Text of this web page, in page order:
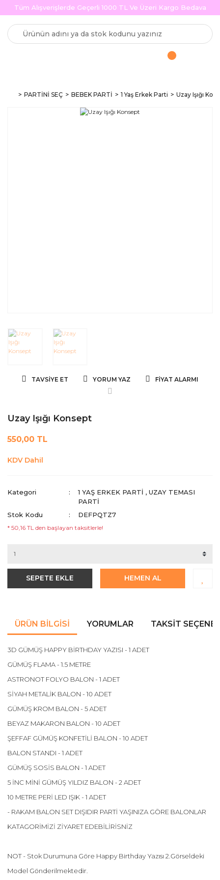
Tüm Alışverişlerde Geçerli 1000 TL Ve Üzeri Kargo Bedava
PARTİNİ SEÇ BEBEK PARTİ 1 Yaş Erkek Parti Uzay Işığı
TAVSIYE ET YORUM YAZ FIYAT ALARMI
Uzay Işığı Konsept
550,00 TL
KDV Dahil
Kategori 1 YAŞ ERKEK PARTI ,UZAY TEMASI
PARTI
Stok Kodu
DEFPQTZ7
* 50,16 TL den başlayan taksitlerle!
SEPETE EKLE HEMEN AL
ÜRÜN BILGISI YORUMLAR TAKSIT
3D GÜMÜŞ HAPPY BİRTHDAY YAZISI - 1 ADET
GÜMÜŞ FLAMA - 1.5 METRE
ASTRONOT FOLYO BALON - 1 ADET
SİYAH METALİK BALON - 10 ADET
GÜMÜŞ KROM BALON - 5 ADET
BEYAZ MAKARON BALON - 10 ADET
ŞEFFAF GÜMÜŞ KONFETİLİ BALON - 10 ADET
BALON STANDI - 1 ADET
GÜMÜŞ SOSİS BALON - 1 ADET
5 İNC MİNİ GÜMÜŞ YILDIZ BALON - 2 ADET
10 METRE PERİ LED IŞIK - 1 ADET
- RAKAM BALON SET DIŞIDIR PARTİ YAŞINIZA GÖRE BALONLAR
KATAGORİMİZİ ZİYARET EDEBİLİRİSNİZ
NOT - Stok Durumuna Göre Happy Birthday Yazısı 2.Görseldeki
Model Gönderilmektedir.